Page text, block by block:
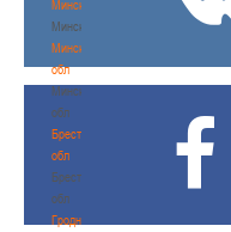
Минск
Минск
Минская
обл
Минская
обл
Брестская
обл
Брестская
обл
Гродненская